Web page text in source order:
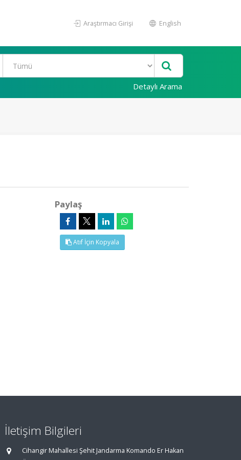
Araştırmacı Girişi English
Detaylı Arama
Paylaş
Atıf İçin Kopyala
İletişim Bilgileri
Cihangir Mahallesi Şehit Jandarma Komando Er Hakan